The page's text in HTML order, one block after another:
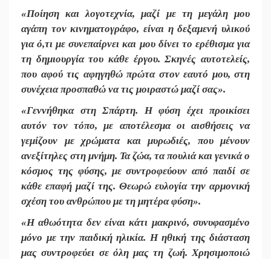
«Ποίηση και λογοτεχνία, μαζί με τη μεγάλη μου
αγάπη τον κινηματογράφο, είναι η δεξαμενή υλικού
για ό,τι με συνεπαίρνει και μου δίνει το ερέθισμα για
τη δημιουργία του κάθε έργου. Σκηνές αυτοτελείς,
που αφού τις αφηγηθώ πρώτα στον εαυτό μου, στη
συνέχεια προσπαθώ να τις μοιραστώ μαζί σας».
«Γεννήθηκα στη Σπάρτη. Η φύση έχει προικίσει
αυτόν τον τόπο, με αποτέλεσμα οι αισθήσεις να
γεμίζουν με χρώματα και μυρωδιές, που μένουν
ανεξίτηλες στη μνήμη. Τα ζώα, τα πουλιά και γενικά ο
κόσμος της φύσης, με συντροφεύουν από παιδί σε
κάθε επαφή μαζί της. Θεωρώ ευλογία την αρμονική
σχέση του ανθρώπου με τη μητέρα φύση».
«Η αθωότητα δεν είναι κάτι μακρινό, συνυφασμένο
μόνο με την παιδική ηλικία. Η ηθική της διάσταση
μας συντροφεύει σε όλη μας τη ζωή. Χρησιμοποιώ